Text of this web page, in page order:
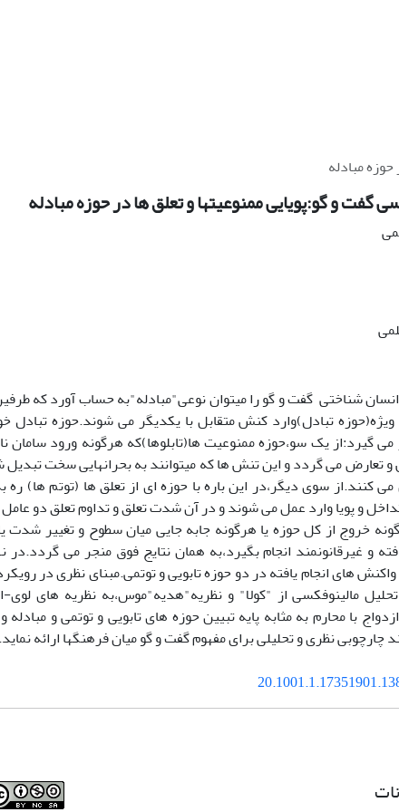
مبادله
گفت و گو:پویایی ممنوعیتها و تعلق ها در حوزه مبادله
شناختی گفت و گو را میتوان نوعی"مبادله"به حساب آورد که
تبادل)وارد کنش متقابل با یکدیگر می شوند.حوزه تبادل
می گیرد:از یک سو،حوزه ممنوعیت ها(تابلوها)که هرگونه ورود سامان
و تعارض می گردد و این تنش ها که میتوانند به بحرانهایی سخت
می کنند.از سوی دیگر،در این باره با حوزه ای از تعلق ها (توتم ها)
و پویا وارد عمل می شوند و در آن شدت تعلق و تداوم تعلق دو
خروج از کل حوزه یا هرگونه جابه جایی میان سطوح و تغییر شدت
و غیرقانونمند انجام بگیرد،به همان نتایج فوق منجر می
های انجام یافته در دو حوزه تابویی و توتمی.مبنای نظری در
مالینوفکسی از "کولا" و نظریه"هدیه"موس،به نظریه های
با محارم به مثابه پایه تبیین حوزه های تابویی و توتمی و
چارچوبی نظری و تحلیلی برای مفهوم گفت و گو میان فرهنگها ارائه نماید.